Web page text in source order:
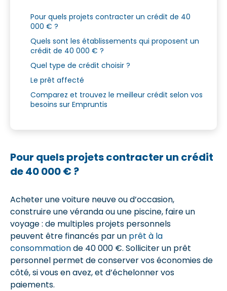
Pour quels projets contracter un crédit de 40
000 € ?
Quels sont les établissements qui proposent un
crédit de 40 000 € ?
Quel type de crédit choisir ?
Le prêt affecté
Comparez et trouvez le meilleur crédit selon vos
besoins sur Empruntis
Pour quels projets contracter un crédit
de 40 000 € ?
Acheter une voiture neuve ou d’occasion,
construire une véranda ou une piscine, faire un
voyage : de multiples projets personnels
peuvent être financés par un prêt à la
consommationde 40 000 €. Solliciter un prêt
personnel permet de conserver vos économies de
côté, si vous en avez, et d’échelonner vos
paiements.